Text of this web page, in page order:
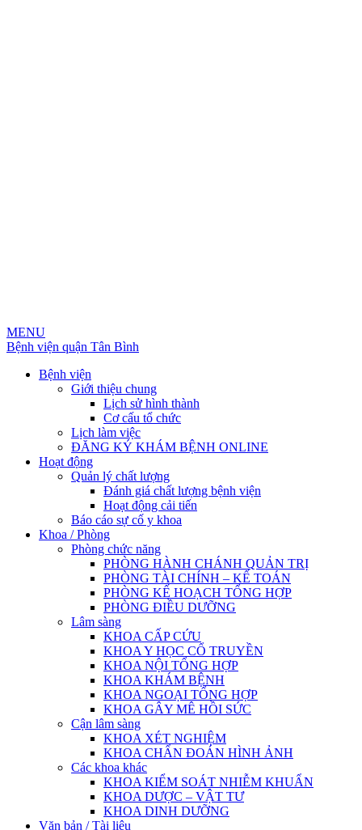
MENU
Bệnh viện quận Tân Bình
Bệnh viện
Giới thiệu chung
Lịch sử hình thành
Cơ cấu tổ chức
Lịch làm việc
ĐĂNG KÝ KHÁM BỆNH ONLINE
Hoạt động
Quản lý chất lượng
Đánh giá chất lượng bệnh viện
Hoạt động cải tiến
Báo cáo sự cố y khoa
Khoa / Phòng
Phòng chức năng
PHÒNG HÀNH CHÁNH QUẢN TRỊ
PHÒNG TÀI CHÍNH – KẾ TOÁN
PHÒNG KẾ HOẠCH TỔNG HỢP
PHÒNG ĐIỀU DƯỠNG
Lâm sàng
KHOA CẤP CỨU
KHOA Y HỌC CỔ TRUYỀN
KHOA NỘI TỔNG HỢP
KHOA KHÁM BỆNH
KHOA NGOẠI TỔNG HỢP
KHOA GÂY MÊ HỒI SỨC
Cận lâm sàng
KHOA XÉT NGHIỆM
KHOA CHẨN ĐOÁN HÌNH ẢNH
Các khoa khác
KHOA KIỂM SOÁT NHIỄM KHUẨN
KHOA DƯỢC – VẬT TƯ
KHOA DINH DƯỠNG
Văn bản / Tài liệu